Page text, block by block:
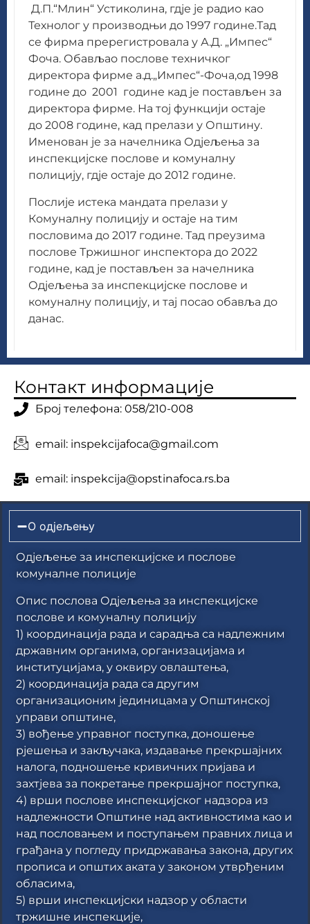
Д.П.“Млин“ Устиколина, гдје је радио као
Технолог у производњи до 1997 године.Тад
се фирма пререгистровала у А.Д. „Импес“
Фоча. Обављао послове техничког
директора фирме а.д.„Импес“-Фоча,од 1998
године до 2001 године кад је постављен за
директора фирме. На тој функцији остаје
до 2008 године, кад прелази у Општину.
Именован је за начелника Одјељења за
инспекцијске послове и комуналну
полицију, гдје остаје до 2012 године.
Послије истека мандата прелази у
Комуналну полицију и остаје на тим
пословима до 2017 године. Тад преузима
послове Тржишног инспектора до 2022
године, кад је постављен за начелника
Одјељења за инспекцијске послове и
комуналну полицију, и тај посао обавља до
данас.
Контакт информације
Број телефона: 058/210-008
email: inspekcijafoca@gmail.com
email: inspekcija@opstinafoca.rs.ba
О одјељењу
Одјељење за инспекцијске и послове
комуналне полиције
Опис послова Одјељења за инспекцијске
послове и комуналну полицију
1) координација рада и сарадња са надлежним
државним органима, организацијама и
институцијама, у оквиру овлаштења,
2) координација рада са другим
организационим јединицама у Општинској
управи општине,
3) вођење управног поступка, доношење
рјешења и закључака, издавање прекршајних
налога, подношење кривичних пријава и
захтјева за покретање прекршајног поступка,
4) врши послове инспекцијског надзора из
надлежности Општине над активностима као и
над пословањем и поступањем правних лица и
грађана у погледу придржавања закона, других
прописа и општих аката у законом утврђеним
обласима,
5) врши инспекцијски надзор у области
тржишне инспекције,